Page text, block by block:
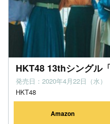
HKT48 13thシングル「
発売日：2020年4月22日（水）
HKT48
Amazon